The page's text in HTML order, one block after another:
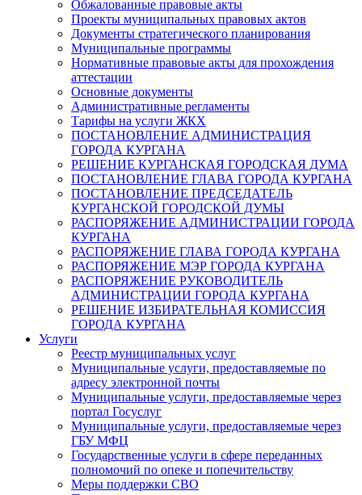
Обжалованные правовые акты
Проекты муниципальных правовых актов
Документы стратегического планирования
Муниципальные программы
Нормативные правовые акты для прохождения
аттестации
Основные документы
Административные регламенты
Тарифы на услуги ЖКХ
ПОСТАНОВЛЕНИЕ АДМИНИСТРАЦИЯ
ГОРОДА КУРГАНА
РЕШЕНИЕ КУРГАНСКАЯ ГОРОДСКАЯ ДУМА
ПОСТАНОВЛЕНИЕ ГЛАВА ГОРОДА КУРГАНА
ПОСТАНОВЛЕНИЕ ПРЕДСЕДАТЕЛЬ
КУРГАНСКОЙ ГОРОДСКОЙ ДУМЫ
РАСПОРЯЖЕНИЕ АДМИНИСТРАЦИИ ГОРОДА
КУРГАНА
РАСПОРЯЖЕНИЕ ГЛАВА ГОРОДА КУРГАНА
РАСПОРЯЖЕНИЕ МЭР ГОРОДА КУРГАНА
РАСПОРЯЖЕНИЕ РУКОВОДИТЕЛЬ
АДМИНИСТРАЦИИ ГОРОДА КУРГАНА
РЕШЕНИЕ ИЗБИРАТЕЛЬНАЯ КОМИССИЯ
ГОРОДА КУРГАНА
Услуги
Реестр муниципальных услуг
Муниципальные услуги, предоставляемые по
адресу электронной почты
Муниципальные услуги, предоставляемые через
портал Госуслуг
Муниципальные услуги, предоставляемые через
ГБУ МФЦ
Государственные услуги в сфере переданных
полномочий по опеке и попечительству
Меры поддержки СВО